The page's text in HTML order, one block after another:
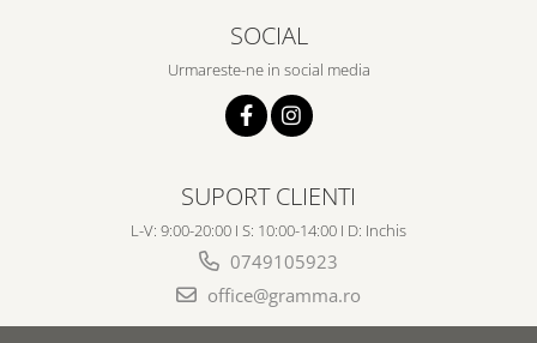
SOCIAL
Urmareste-ne in social media
SUPORT CLIENTI
L-V: 9:00-20:00 I S: 10:00-14:00 I D: Inchis
0749105923
office@gramma.ro